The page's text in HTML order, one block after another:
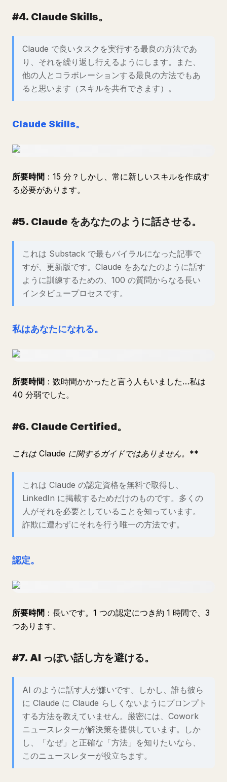
#4. Claude Skills。
Claude で良いタスクを実行する最良の方法であ
り、それを繰り返し行えるようにします。また、
他の人とコラボレーションする最良の方法でもあ
ると思います（スキルを共有できます）。
Claude Skills。
所要時間 ：15 分？しかし、常に新しいスキルを作成す
る必要があります。
#5. Claude をあなたのように話させる。
これは Substack で最もバイラルになった記事で
すが、更新版です。Claude をあなたのように話す
ように訓練するための、100 の質問からなる長い
インタビュープロセスです。
私はあなたになれる。
所要時間 ：数時間かかったと言う人もいました…私は
40 分弱でした。
#6. Claude Certified。
これは Claude に関するガイドではありません。 **
これは Claude の認定資格を無料で取得し、
LinkedIn に掲載するためだけのものです。多くの
人がそれを必要としていることを知っています。
詐欺に遭わずにそれを行う唯一の方法です。
認定。
所要時間 ：長いです。1 つの認定につき約 1 時間で、3
つあります。
#7. AI っぽい話し方を避ける。
AI のように話す人が嫌いです。しかし、誰も彼ら
に Claude に Claude らしくないようにプロンプト
する方法を教えていません。厳密には、Cowork
ニュースレターが解決策を提供しています。しか
し、「なぜ」と正確な「方法」を知りたいなら、
このニュースレターが役立ちます。